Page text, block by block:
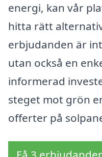
energi, kan vår
hitta rätt
erbjudanden är
utan också en
informerad
steget mot grön
offerter på